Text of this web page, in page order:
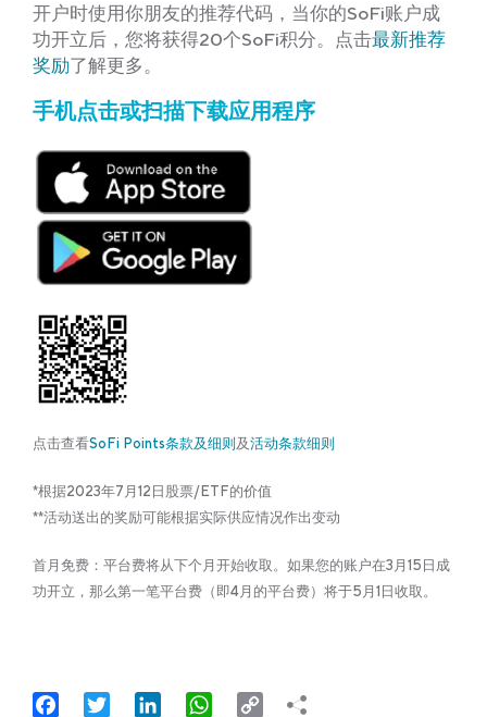
开户时使用你朋友的推荐代码，当你的SoFi账户成
功开立后，您将获得20个SoFi积分。点击最新推荐
奖励了解更多。
手机点击或扫描下载应用程序
点击查看SoFi Points条款及细则及活动条款细则
*根据2023年7月12日股票/ETF的价值
**活动送出的奖励可能根据实际供应情况作出变动
首月免费：平台费将从下个月开始收取。如果您的账户在3月15日成
功开立，那么第一笔平台费（即4月的平台费）将于5月1日收取。
FacebookTwitter LinkedInWhatsApp
Copy